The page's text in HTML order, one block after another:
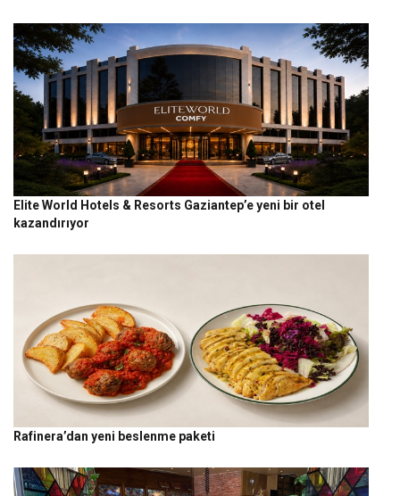
Elite World Hotels & Resorts Gaziantep’e yeni bir otel
kazandırıyor
Rafinera’dan yeni beslenme paketi